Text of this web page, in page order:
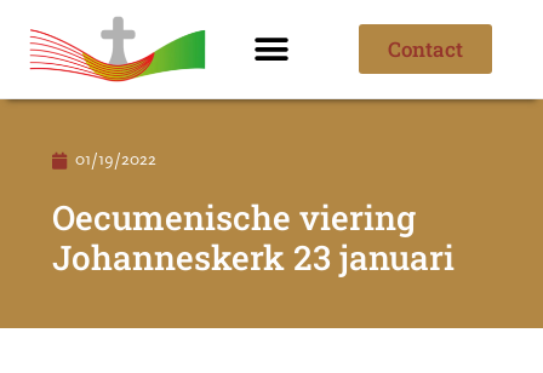
Contact
01/19/2022
Oecumenische viering
Johanneskerk 23 januari